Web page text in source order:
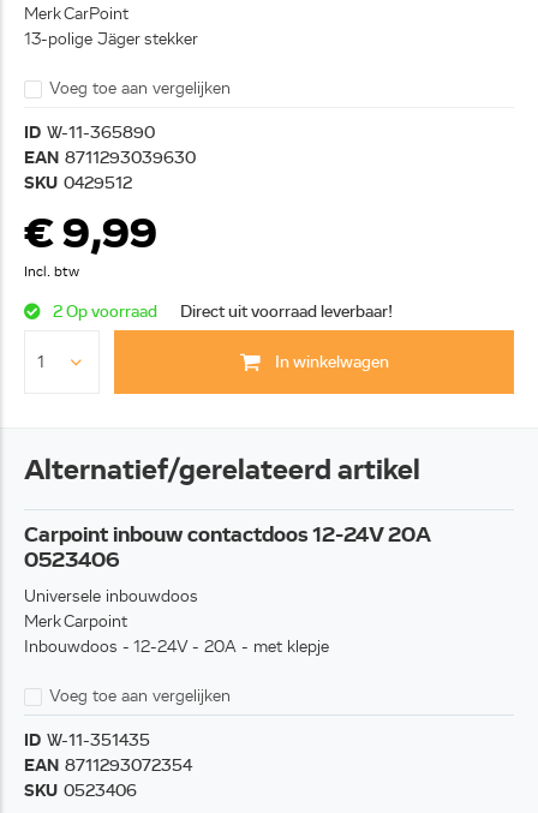
Merk CarPoint
13-polige Jäger stekker
Voeg toe aan vergelijken
ID W-11-365890
EAN 8711293039630
SKU 0429512
€ 9,99
Incl. btw
2 Op voorraad Direct uit voorraad leverbaar!
In winkelwagen
Alternatief/gerelateerd artikel
Carpoint inbouw contactdoos 12-24V 20A
0523406
Universele inbouwdoos
Merk Carpoint
Inbouwdoos - 12-24V - 20A - met klepje
Voeg toe aan vergelijken
ID W-11-351435
EAN 8711293072354
SKU 0523406